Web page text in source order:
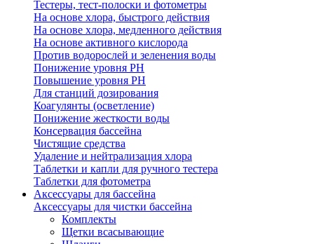
Тестеры, тест-полоски и фотометры
На основе хлора, быстрого действия
На основе хлора, медленного действия
На основе активного кислорода
Против водорослей и зеленения воды
Понижение уровня РН
Повышение уровня РН
Для станций дозирования
Коагулянты (осветление)
Понижение жесткости воды
Консервация бассейна
Чистящие средства
Удаление и нейтрализация хлора
Таблетки и капли для ручного тестера
Таблетки для фотометра
Аксессуары для бассейна
Аксессуары для чистки бассейна
Комплекты
Щетки всасывающие